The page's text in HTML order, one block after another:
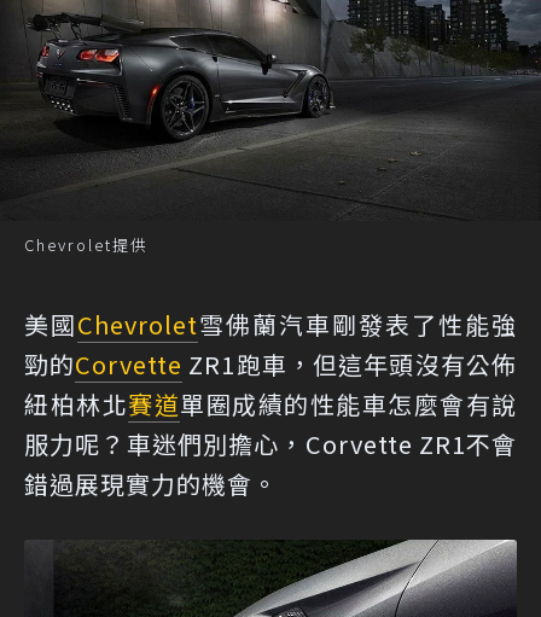
Chevrolet提供
美國Chevrolet雪佛蘭汽車剛發表了性能強
勁的Corvette ZR1跑車，但這年頭沒有公佈
紐柏林北賽道單圈成績的性能車怎麼會有說
服力呢？車迷們別擔心，Corvette ZR1不會
錯過展現實力的機會。